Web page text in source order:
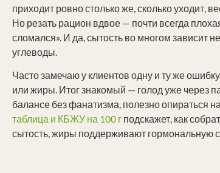
приходит ровно столько же, сколько уходит,
Но резать рацион вдвое — почти всегда
сломался». И да, сытость во многом зависит
углеводы.
Часто замечаю у клиентов одну и ту же
или жиры. Итог знакомый — голод уже через
балансе без фанатизма, полезно опираться
таблица и КБЖУ на 100 г подскажет, как
сытость, жиры поддерживают гормональную